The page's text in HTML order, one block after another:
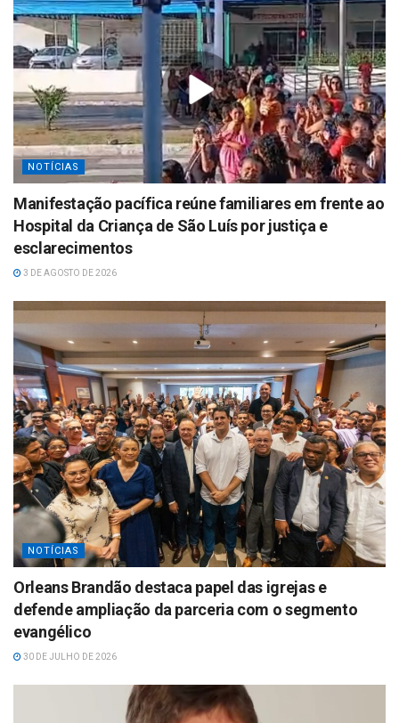
NOTÍCIAS
Manifestação pacífica reúne familiares em frente ao
Hospital da Criança de São Luís por justiça e
esclarecimentos
3 DE AGOSTO DE 2026
NOTÍCIAS
Orleans Brandão destaca papel das igrejas e
defende ampliação da parceria com o segmento
evangélico
30 DE JULHO DE 2026